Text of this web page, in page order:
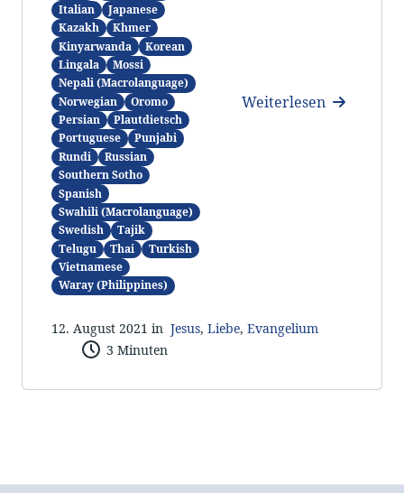
Italian
Japanese
Kazakh
Khmer
Kinyarwanda
Korean
Lingala
Mossi
Nepali (Macrolanguage)
Norwegian
Oromo
Persian
Plautdietsch
Portuguese
Punjabi
Rundi
Russian
Southern Sotho
Spanish
Swahili (Macrolanguage)
Swedish
Tajik
Telugu
Thai
Turkish
Vietnamese
Waray (Philippines)
Weiterlesen
12. August 2021 in Jesus, Liebe, Evangelium
3 Minuten